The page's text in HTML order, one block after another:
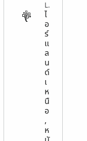
LEGAL
ไ
อ
ร์
แ
ล
น
ด์
เ
ห
นื
อ
,
ห